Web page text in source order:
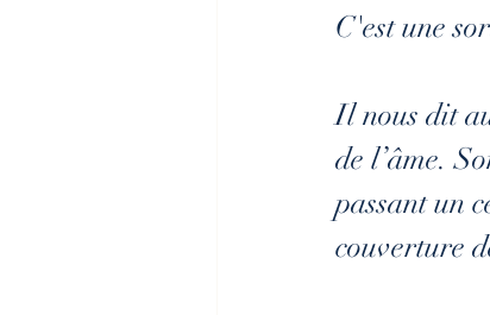
C'est une
Il nous dit
de l’âme.
passant un
couverture